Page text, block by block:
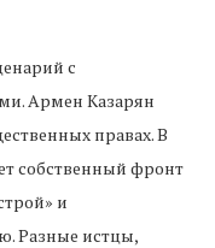
с
Армен Казарян
правах. В
собственный фронт
и
Разные истцы,